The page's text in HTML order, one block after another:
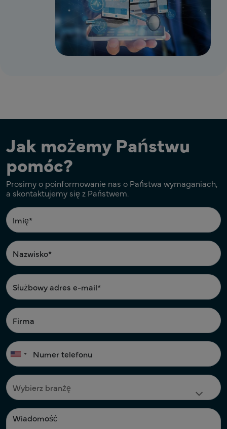
Jak możemy Państwu
pomóc?
Prosimy o poinformowanie nas o Państwa wymaganiach,
a skontaktujemy się z Państwem.